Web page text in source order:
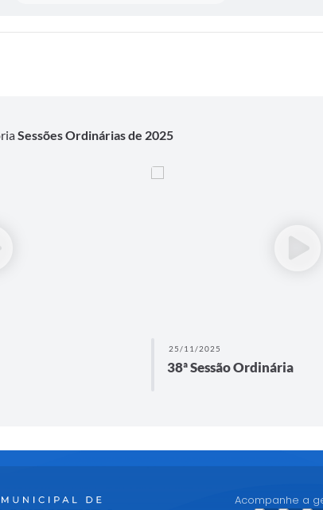
Sessões Ordinárias de 2025
25/11/2025
38ª Sessão Ordinária
Acompanhe a